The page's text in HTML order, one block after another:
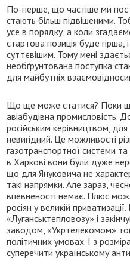
По-перше, що частіше ми
стають більш підвішеними.
усе в порядку, а коли
стартова позиція буде
суттєвішим. Тому мені
необґрунтована поступка
для майбутніх
Що ще може статися? Поки
авіабудівна промисловість.
російським керівництвом,
невигідний. Це можливості
газотранспортної системи
в Харкові вони були дуже
що для Януковича не
такі напрямки. Але зараз,
впевненості немає. Плюс
росіян у великій
«Луганськтепловозу» і
заводом, «Укртелекомом»
політичних умовах. І з
суперечити українському